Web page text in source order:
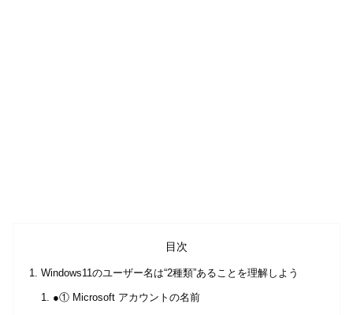
目次
Windows11のユーザー名は“2種類”あることを理解しよう
●① Microsoft アカウントの名前